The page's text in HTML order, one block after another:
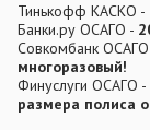
Тинькофф КАСКО -
Банки.ру ОСАГО -
Совкомбанк
многоразовый!
Финуслуги ОСАГО -
размера полиса